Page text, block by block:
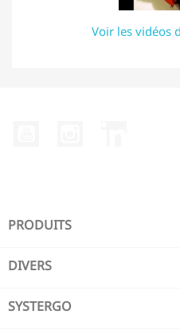
Voir les vidéos
PRODUITS
DIVERS
SYSTERGO